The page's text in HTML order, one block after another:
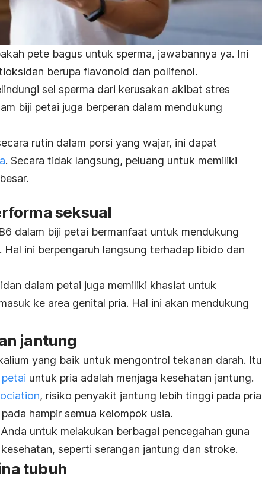
pete bagus untuk sperma, jawabannya ya. Ini
berupa flavonoid dan polifenol.
sel sperma dari kerusakan akibat stres
biji petai juga berperan dalam mendukung
rutin dalam porsi yang wajar, ini dapat
. Secara tidak langsung, peluang untuk memiliki
seksual
dalam biji petai bermanfaat untuk mendukung
ini berpengaruh langsung terhadap libido dan
dalam petai juga memiliki khasiat untuk
ke area genital pria. Hal ini akan mendukung
jantung
yang baik untuk mengontrol tekanan darah. Itu
untuk pria adalah menjaga kesehatan jantung.
, risiko penyakit jantung lebih tinggi pada pria
hampir semua kelompok usia.
untuk melakukan berbagai pencegahan guna
seperti serangan jantung dan stroke.
tubuh